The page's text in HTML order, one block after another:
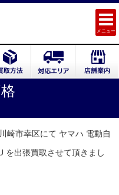
メニュー
崎市幸区にて ヤマハ 電動自
を出張買取させて頂きまし